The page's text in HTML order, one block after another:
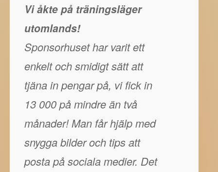
Vi åkte på träningsläger
utomlands!
Sponsorhuset har varit ett
enkelt och smidigt sätt att
tjäna in pengar på, vi fick in
13 000 på mindre än två
månader! Man får hjälp med
snygga bilder och tips att
posta på sociala medier. Det